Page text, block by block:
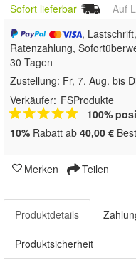
Sofort lieferbar Auf
,
Ratenzahlung,
30 Tagen
Zustellung: Fr, 7. Aug. bis
Verkäufer: FSProdukte
100%
10% Rabatt ab 40,00 €
Merken Teilen
Produktdetails
Produktsicherheit